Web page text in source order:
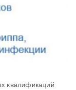
квалификаций